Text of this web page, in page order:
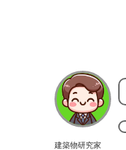
建築物研究家